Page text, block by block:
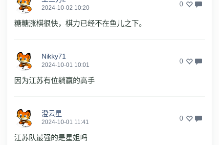
2024-10-02 10:20 0
糖糖涨棋很快，棋力已经不在鱼儿之下。
Nikky71
2024-10-01 10:01 0
因为江苏有位躺赢的高手
澄云星
2024-10-01 11:41 0
江苏队最强的是星姐吗